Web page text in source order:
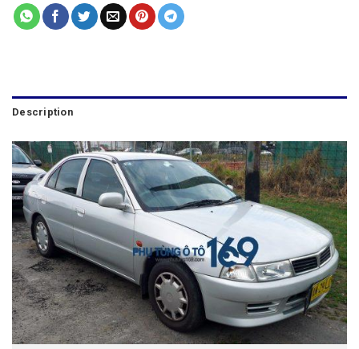
Description